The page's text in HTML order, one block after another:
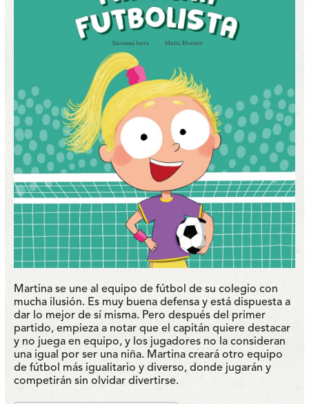
Martina se une al equipo de fútbol de su colegio con
mucha ilusión. Es muy buena defensa y está dispuesta a
dar lo mejor de sí misma. Pero después del primer
partido, empieza a notar que el capitán quiere destacar
y no juega en equipo, y los jugadores no la consideran
una igual por ser una niña. Martina creará otro equipo
de fútbol más igualitario y diverso, donde jugarán y
competirán sin olvidar divertirse.